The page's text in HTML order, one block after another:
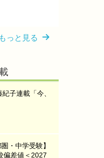
っと見る
子連載「今、
・中学受験】
偏差値＜2027